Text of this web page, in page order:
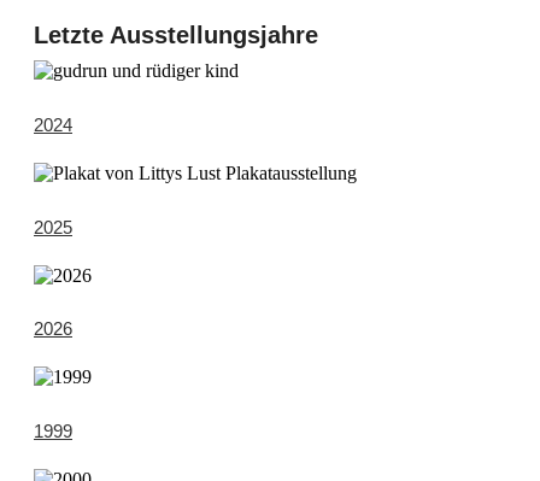
Letzte Ausstellungsjahre
2024
2025
2026
1999